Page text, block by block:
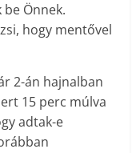
Önnek.
hogy mentővel
2-án hajnalban
15 perc múlva
adtak-e